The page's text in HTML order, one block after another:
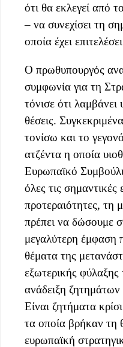
ότι θα εκλεγεί από
– να συνεχίσει τη
οποία έχει
Ο πρωθυπουργός
συμφωνία για τη
τόνισε ότι λαμβάνει
θέσεις.
τονίσω και το
ατζέντα η οποία
Ευρωπαϊκό
όλες τις σημαντικές
προτεραιότητες, τη
πρέπει να δώσουμε
μεγαλύτερη έμφαση
θέματα της
εξωτερικής
ανάδειξη ζητημάτων
Είναι ζητήματα
τα οποία βρήκαν τη
ευρωπαϊκή